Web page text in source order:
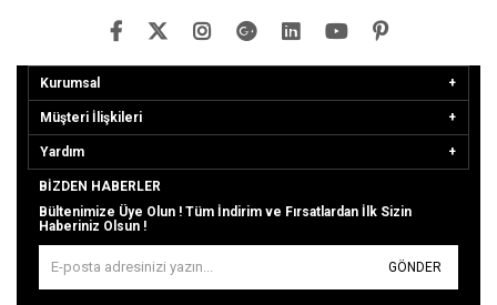
Kurumsal
Müşteri İlişkileri
Yardım
BIZDEN HABERLER
Bültenimize Üye Olun ! Tüm İndirim ve Fırsatlardan İlk Sizin
Haberiniz Olsun !
GÖNDER